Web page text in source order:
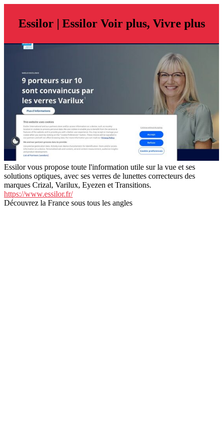
Essilor | Essilor Voir plus, Vivre plus
Essilor vous propose toute l'information utile sur la vue et ses
solutions optiques, avec ses verres de lunettes correcteurs des
marques Crizal, Varilux, Eyezen et Transitions.
https://www.essilor.fr/
Découvrez la France sous tous les angles